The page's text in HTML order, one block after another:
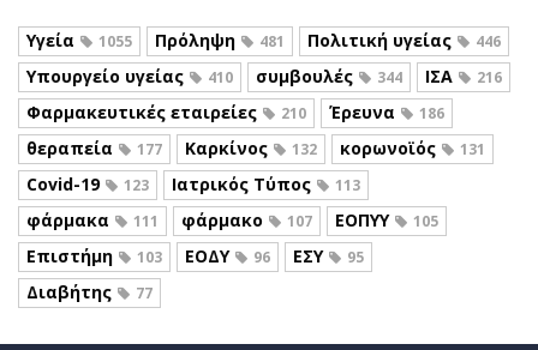
Υγεία 1055 Πρόληψη 481 Πολιτική υγείας 446
Υπουργείο υγείας 410 συμβουλές 344 ΙΣΑ 216
Φαρμακευτικές εταιρείες 210 Έρευνα 186
θεραπεία 177 Καρκίνος 132 κορωνοϊός 131
Covid-19 123 Ιατρικός Τύπος 113
φάρμακα 111 φάρμακο 107 ΕΟΠΥΥ 105
Επιστήμη 103 ΕΟΔΥ 96 ΕΣΥ 95
Διαβήτης 77